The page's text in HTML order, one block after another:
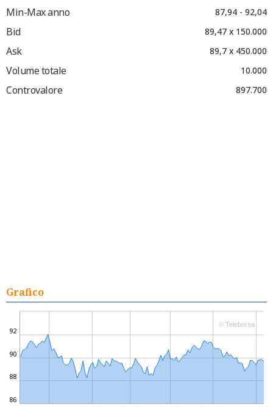
Min-Max anno 87,94 - 92,04
Bid 89,47 x 150.000
Ask 89,7 x 450.000
Volume totale 10.000
Controvalore 897.700
Grafico
86
88
90
92
© Teleborsa